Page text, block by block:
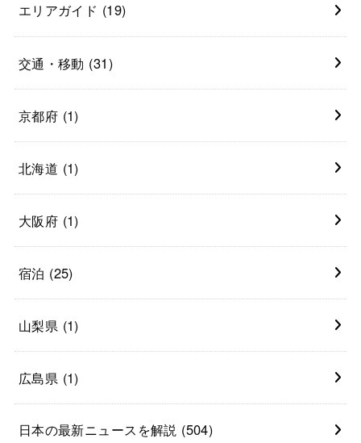
エリアガイド (19)
交通・移動 (31)
京都府 (1)
北海道 (1)
大阪府 (1)
宿泊 (25)
山梨県 (1)
広島県 (1)
日本の最新ニュースを解説 (504)